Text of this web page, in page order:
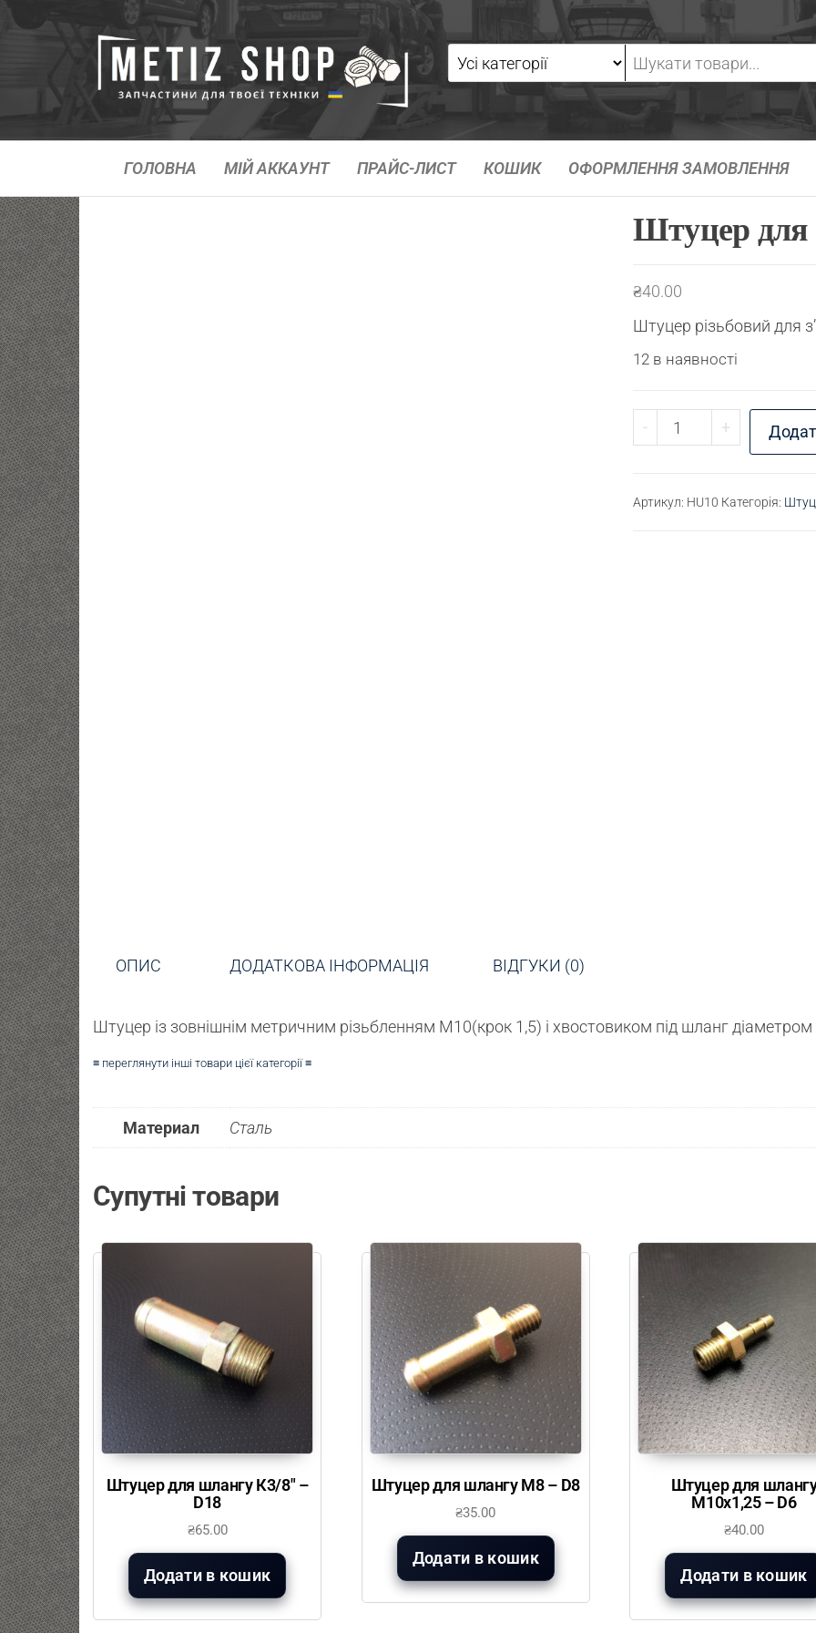
ГОЛОВНА МІЙ АККАУНТ ПРАЙС-ЛИСТ КОШИК ОФОРМЛЕННЯ ЗАМОВЛЕННЯ
Штуцер
₴40.00
Штуцер різьбовий для
12 в наявності
- Штуцер для шлангу
+
Артикул: HU10 Категорія:
ОПИС ДОДАТКОВА ІНФОРМАЦІЯ ВІДГУКИ (0)
Штуцер із зовнішнім метричним різьбленням М10(крок 1,5) і хвостовиком під шланг
≡ переглянути інші товари цієї категорії ≡
Материал Сталь
Супутні товари
Штуцер для шлангу К3/8″ –
D18
₴65.00
Додати в кошик
Штуцер для шлангу М8 – D8
₴35.00
Додати в кошик
Штуцер для
М10х1,25 – D6
₴40.00
Додати в кошик